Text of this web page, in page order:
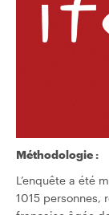
Méthodologie :
L’enquête a été
1015